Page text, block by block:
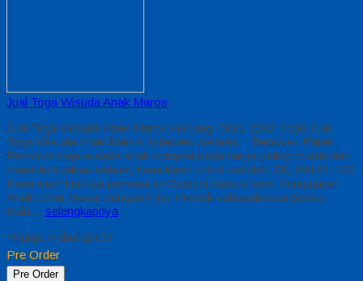
Jual Toga Wisuda Anak Maros
Jual Toga Wisuda Anak Maros Hubungi 0812-2282-1060 Jual
Toga Wisuda Anak Maros Sulawesi Selatan – Temukan Paket
Promosi toga wisuda anak komplet pada harga paling murah dan
memiliki kualitas terbaik, kami kasih untuk sekolah TK, PAUD , SD
Kami memberinya penawaran Special semua level Pengajaran
Anak Umur Dasar dengan Fitur Produk sebagaimana berikut :
Kain… selengkapnya
*Harga Hubungi CS
Pre Order
Pre Order